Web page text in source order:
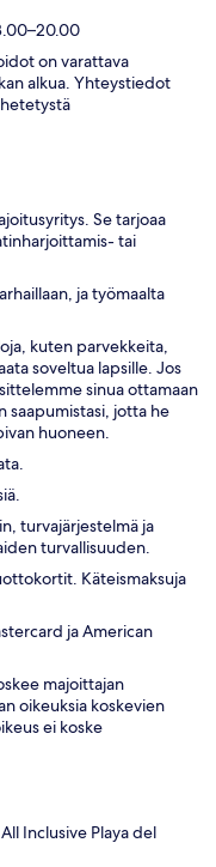
on varattava
alkua. Yhteystiedot
Se tarjoaa
tai
ja työmaalta
kuten parvekkeita,
soveltua lapsille. Jos
sinua ottamaan
saapumistasi, jotta he
huoneen.
turvajärjestelmä ja
turvallisuuden.
Käteismaksuja
ja American
majoittajan
oikeuksia koskevien
ei koske
Inclusive Playa del